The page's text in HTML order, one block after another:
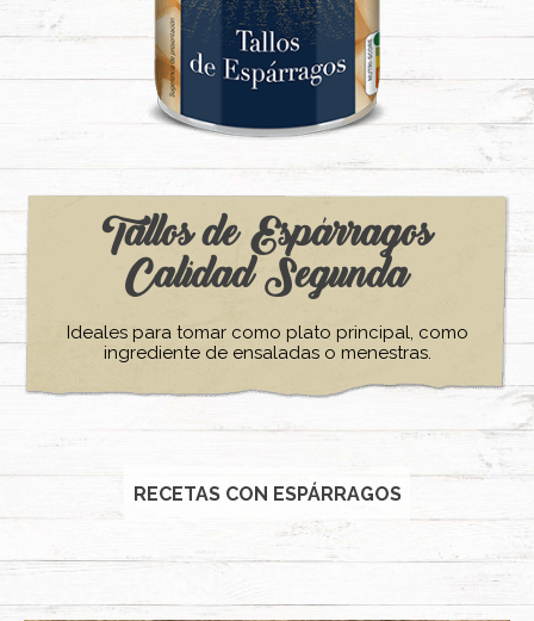
Tallos de Espárragos
Calidad Segunda
Ideales para tomar como plato principal, como
ingrediente de ensaladas o menestras.
RECETAS CON ESPÁRRAGOS